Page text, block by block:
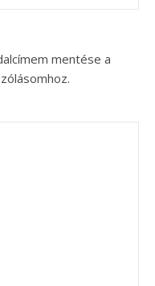
mentése a